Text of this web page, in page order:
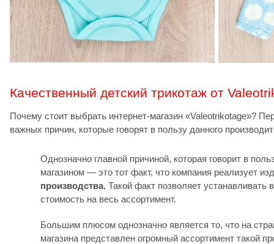
Качественный детский трикотаж от
Почему стоит выбрать интернет-магазин «Valeotrikotage»?
важных причин, которые говорят в пользу данного
Однозначно главной причиной, которая говорит в
магазином — это тот факт, что компания реализует
производства. Такой факт позволяет
стоимость на весь ассортимент.
Большим плюсом однозначно является то, что на
магазина представлен огромный ассортимент такой